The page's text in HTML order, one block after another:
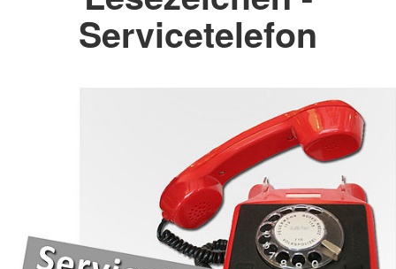
Servicetelefon